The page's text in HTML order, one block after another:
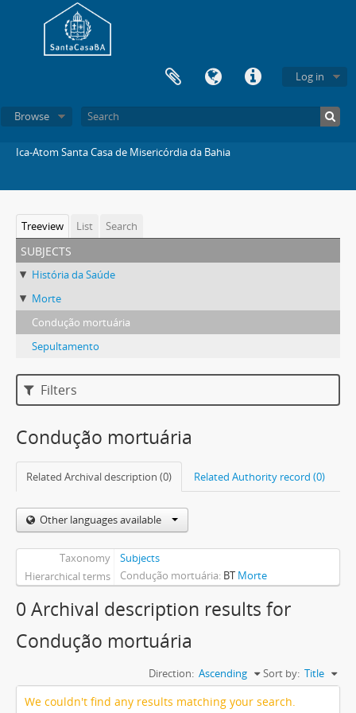
Log in
Browse
Ica-Atom Santa Casa de Misericórdia da Bahia
Treeview List Search
subjects
História da Saúde
Morte
Condução mortuária
Sepultamento
Filters
Condução mortuária
Related Archival description (0) Related Authority record (0)
Other languages available
Taxonomy
Subjects
Hierarchical terms
Condução mortuária BT Morte
0 Archival description results for
Condução mortuária
Sort by: Title
Direction: Ascending
We couldn't find any results matching your search.